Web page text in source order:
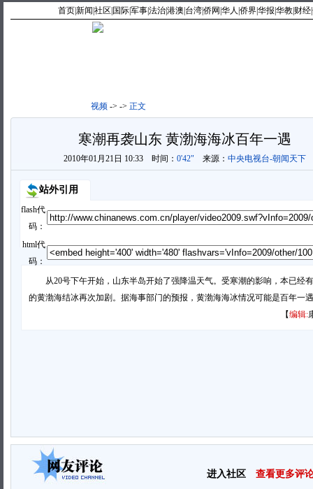
首页新闻 社区 国际军事法治港澳 台湾侨网 华人 侨界华报 华教 财经
视频 -> -> 正文
寒潮再袭山东 黄渤海海冰百年一遇
2010年01月21日 10:33 时间： 0'42" 来源： 中央电视台-朝闻天下
站外引用
flash代
码：
html代
码：
从20号下午开始，山东半岛开始了强降温天气。受寒潮的影响，本已经
的黄渤海结冰再次加剧。据海事部门的预报，黄渤海海冰情况可能是百年一
【编辑:
进入社区 查看更多评